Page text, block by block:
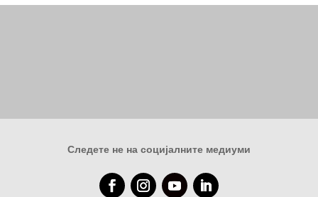
Следете не на социјалните медиуми